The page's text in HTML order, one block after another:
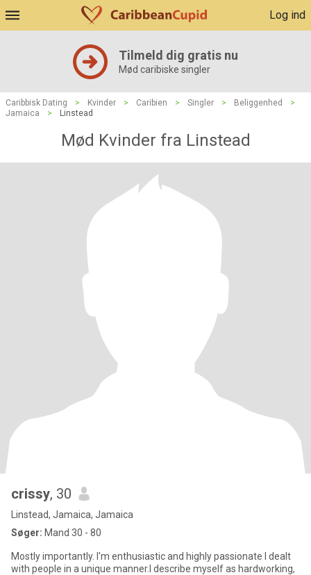
Log ind
Tilmeld dig gratis nu
Mød caribiske singler
Caribbisk Dating > Kvinder > Caribien > Singler > Beliggenhed
>
Jamaica
> Linstead
Mød Kvinder fra Linstead
crissy, 30
Linstead, Jamaica, Jamaica
Søger: Mand 30 - 80
Mostly importantly. I'm enthusiastic and highly passionate I dealt
with people in a unique manner.I describe myself as hardworking,